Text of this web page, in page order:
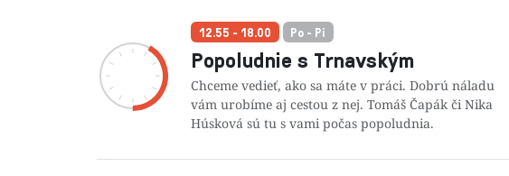
12.55 - 18.00 Po - Pi
Popoludnie s Trnavským
Chceme vedieť, ako sa máte v práci. Dobrú náladu
vám urobíme aj cestou z nej. Tomáš Čapák či Nika
Húsková sú tu s vami počas popoludnia.